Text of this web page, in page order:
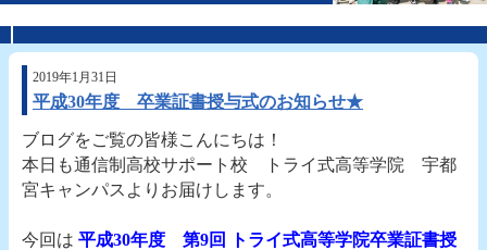
2019年1月31日
平成30年度 卒業証書授与式のお知らせ★
ブログをご覧の皆様こんにちは！
本日も通信制高校サポート校 トライ式高等学院 宇都
宮キャンパスよりお届けします。
今回 は 平成30年度 第9回
トライ式高等学院卒業証書授